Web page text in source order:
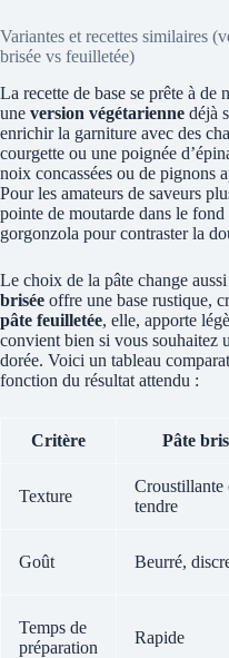
Variantes et recettes similaires
brisée vs feuilletée)
La recette de base se prête à de
une version végétarienne déjà
enrichir la garniture avec des
courgette ou une poignée
noix concassées ou de pignons
Pour les amateurs de saveurs
pointe de moutarde dans le
gorgonzola pour contraster la
Le choix de la pâte change
brisée offre une base rustique,
pâte feuilletée, elle, apporte
convient bien si vous souhaitez
dorée. Voici un tableau
fonction du résultat attendu :
Critère Pâte
Texture
Croustillante
tendre
Goût Beurré,
Temps de
préparation
Rapide